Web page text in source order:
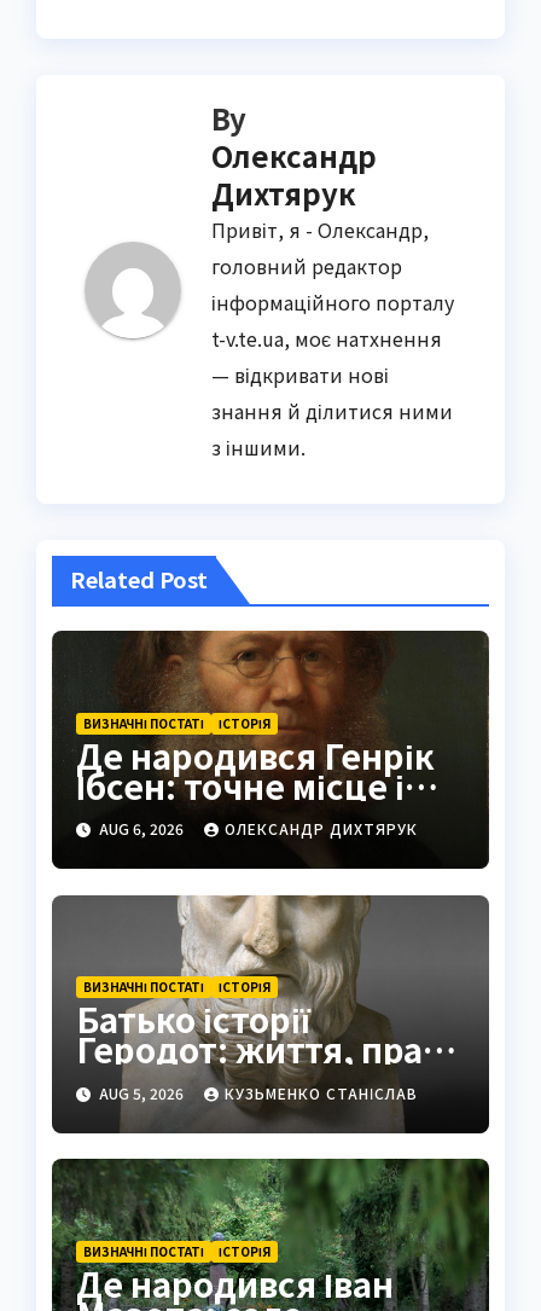
By
Олександр
Дихтярук
Привіт, я - Олександр,
головний редактор
інформаційного порталу
t-v.te.ua, моє натхнення
— відкривати нові
знання й ділитися ними
з іншими.
Related Post
ВИЗНАЧНІ ПОСТАТІ ІСТОРІЯ
Де народився Генрік
Ібсен: точне місце і
історія
AUG 6, 2026 ОЛЕКСАНДР ДИХТЯРУК
ВИЗНАЧНІ ПОСТАТІ ІСТОРІЯ
Батько історії
Геродот: життя, праці
та спадщина
AUG 5, 2026 КУЗЬМЕНКО СТАНІСЛАВ
ВИЗНАЧНІ ПОСТАТІ ІСТОРІЯ
Де народився Іван